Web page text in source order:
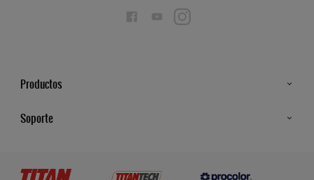
Productos
Soporte